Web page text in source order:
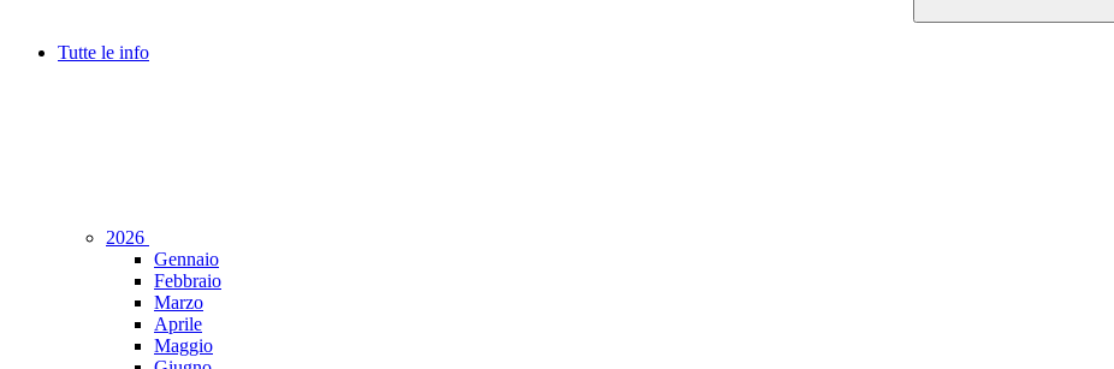
Tutte le info
2026
Gennaio
Febbraio
Marzo
Aprile
Maggio